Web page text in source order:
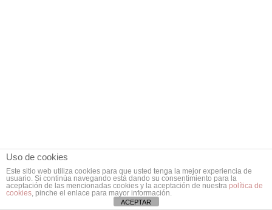
Uso de cookies
Este sitio web utiliza cookies para que usted tenga la mejor experiencia de
usuario. Si continúa navegando está dando su consentimiento para la
aceptación de las mencionadas cookies y la aceptación de nuestra política de
cookies, pinche el enlace para mayor información.
ACEPTAR